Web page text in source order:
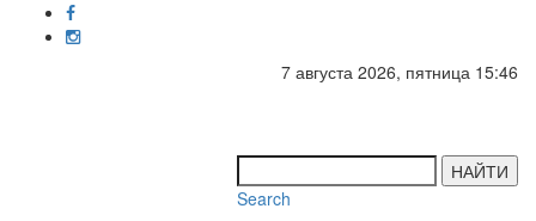
7 августа 2026, пятница 15:46
НАЙТИ
Search